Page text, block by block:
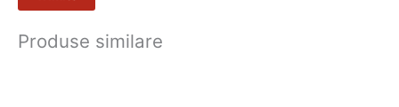
Produse similare